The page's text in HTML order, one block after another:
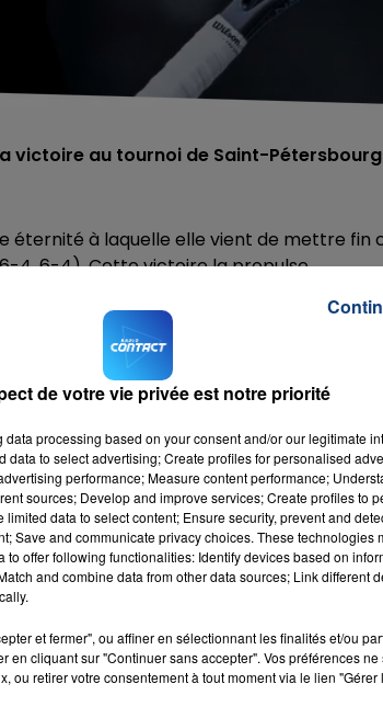
END LA
victoire au tournoi de Saint-
éternité à laquelle elle vient de mettre fin
4, 6-4). Cette victoire la propulse
elle est tenante du titre.
de l’Open d’Australie.
CONTACT
de votre vie privée est notre priorité
data processing based on your consent and/or our legitimate
data to select advertising; Create profiles for personalised
performance; Measure content performance;
sources; Develop and improve services; Create profiles to
data to select content; Ensure security, prevent and
Save and communicate privacy choices. These technologies
to offer following functionalities: Identify devices based on
and combine data from other data sources; Link different
et fermer", ou affiner en sélectionnant les finalités et/ou
en cliquant sur "Continuer sans accepter". Vos préférences
ou retirer votre consentement à tout moment via le lien